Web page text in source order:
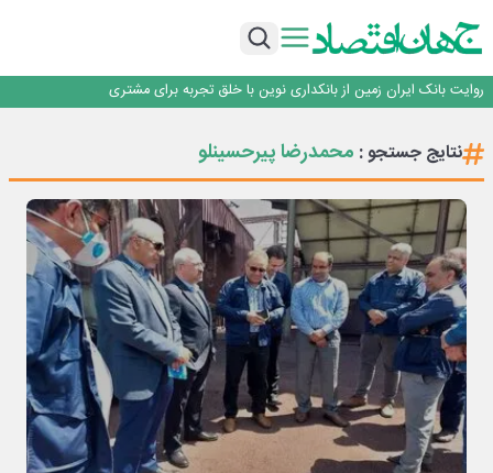
اجرای برنامه تحول بانک با تمرکز بر منابع پایدار، درآمدهای کارمزدی و بازسازی اعتماد
داد
روایت بانک ایران زمین از بانکداری نوین با خلق تجربه برای مشتری
سرپرست اداره کل روابط عمومی بیمه مرکزی منصوب شد
اجرای برنامه تحول بانک با تمرکز بر منابع پایدار، درآمدهای کارمزدی و بازسازی اعتماد
نتایج جستجو : محمدرضا پیرحسینلو